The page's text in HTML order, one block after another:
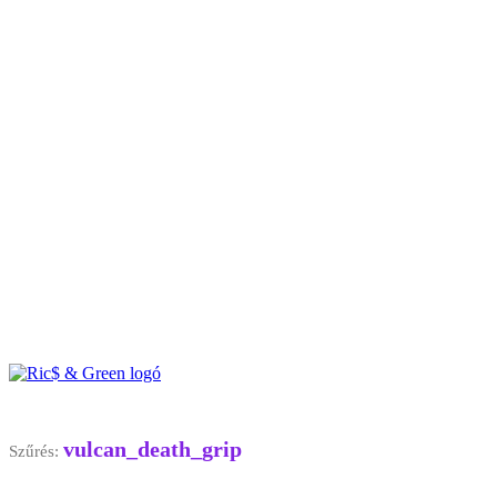
Szűrés: vulcan_death_grip